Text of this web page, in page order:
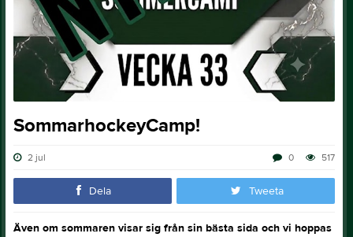
SommarhockeyCamp!
2 jul 517
0
Dela Tweeta
Även om sommaren visar sig från sin bästa sida och vi hoppas